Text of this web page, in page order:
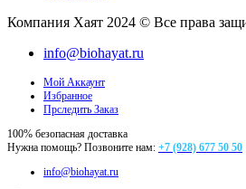
Компания Хаят 2024 © Все права
info@biohayat.ru
Мой Аккаунт
Избранное
Прследить Заказ
100% безопасная доставка
Нужна помощь? Позвоните нам: +7 (928) 677 50 50
info@biohayat.ru